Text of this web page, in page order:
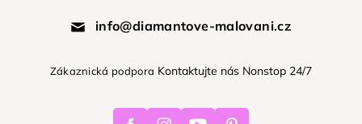
info@diamantove-malovani.cz
Zákaznická podpora Kontaktujte nás Nonstop 24/7
FacebookInstagramYoutube Pinterest